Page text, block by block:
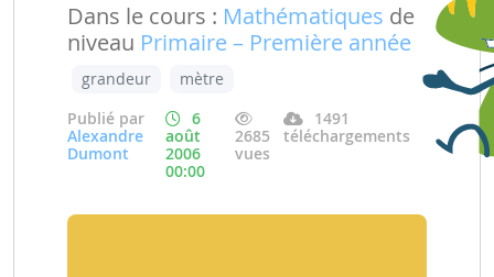
Dans le cours : Mathématiques de
niveau Primaire – Première année
grandeur
mètre
Publié par
Alexandre
Dumont
6
août
2006
00:00
2685
vues
1491
téléchargements